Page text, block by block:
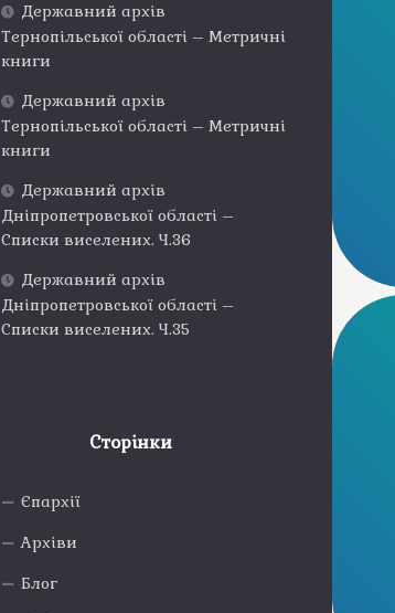
Державний архів
Тернопільської області – Метричні
книги
Державний архів
Тернопільської області – Метричні
книги
Державний архів
Дніпропетровської області –
Списки виселених. Ч.36
Державний архів
Дніпропетровської області –
Списки виселених. Ч.35
Сторінки
Єпархії
Архіви
Блог